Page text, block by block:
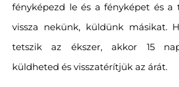
fényképezd le és a fényképet és
vissza nekünk, küldünk másikat.
tetszik az ékszer, akkor 15
küldheted és visszatérítjük az árát.